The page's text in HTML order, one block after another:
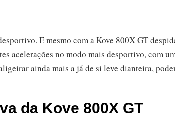
E mesmo com a Kove 800X GT
acelerações no modo mais desportivo, com
ainda mais a já de si leve dianteira,
da Kove 800X GT